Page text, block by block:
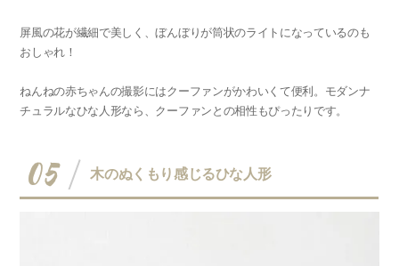
屏風の花が繊細で美しく、ぼんぼりが筒状のライトになっているのも
おしゃれ！
ねんねの赤ちゃんの撮影にはクーファンがかわいくて便利。モダンナ
チュラルなひな人形なら、クーファンとの相性もぴったりです。
05 木のぬくもり感じるひな人形